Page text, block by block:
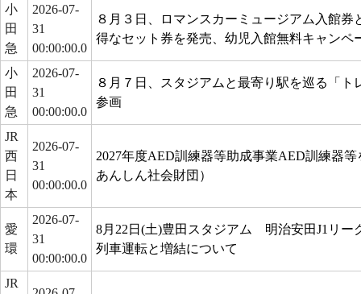
小
田
急
2026-07-
31
00:00:00.0
８月３日、ロマンスカーミュージアム入館券
得なセット券を発売、幼児入館無料キャンペ
小
田
急
2026-07-
31
00:00:00.0
８月７日、スタジアムと最寄り駅を巡る「ト
参画
JR
西
日
本
2026-07-
31
00:00:00.0
2027年度AED訓練器等助成事業AED訓練器
あんしん社会財団）
愛
環
2026-07-
31
00:00:00.0
8月22日(土)豊田スタジアム 明治安田J1リー
列車運転と増結について
JR